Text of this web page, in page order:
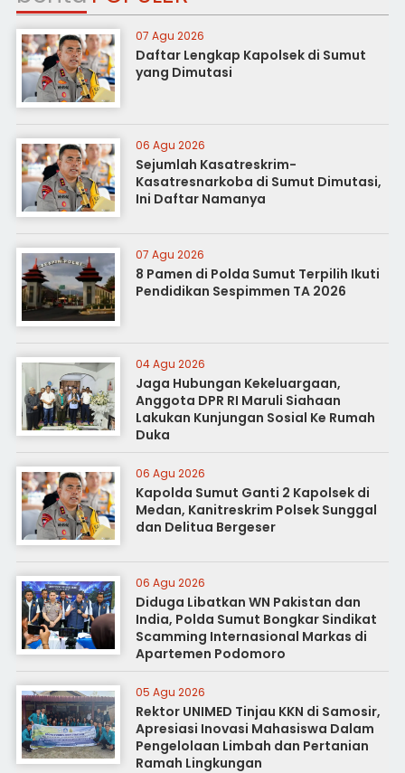
07 Agu 2026
Daftar Lengkap Kapolsek di Sumut
yang Dimutasi
06 Agu 2026
Sejumlah Kasatreskrim-
Kasatresnarkoba di Sumut Dimutasi,
Ini Daftar Namanya
07 Agu 2026
8 Pamen di Polda Sumut Terpilih Ikuti
Pendidikan Sespimmen TA 2026
04 Agu 2026
Jaga Hubungan Kekeluargaan,
Anggota DPR RI Maruli Siahaan
Lakukan Kunjungan Sosial Ke Rumah
Duka
06 Agu 2026
Kapolda Sumut Ganti 2 Kapolsek di
Medan, Kanitreskrim Polsek Sunggal
dan Delitua Bergeser
06 Agu 2026
Diduga Libatkan WN Pakistan dan
India, Polda Sumut Bongkar Sindikat
Scamming Internasional Markas di
Apartemen Podomoro
05 Agu 2026
Rektor UNIMED Tinjau KKN di Samosir,
Apresiasi Inovasi Mahasiswa Dalam
Pengelolaan Limbah dan Pertanian
Ramah Lingkungan